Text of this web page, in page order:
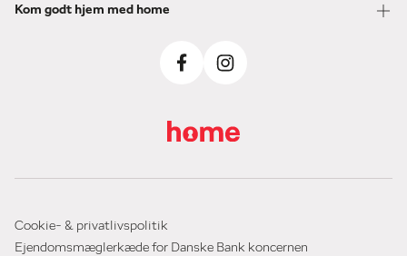
Kom godt hjem med home
Cookie- & privatlivspolitik
Ejendomsmæglerkæde for Danske Bank koncernen